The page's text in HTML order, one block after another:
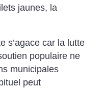
jaunes, la
s’agace car la lutte
populaire ne
municipales
peut